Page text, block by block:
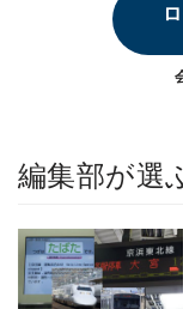
編集部が選